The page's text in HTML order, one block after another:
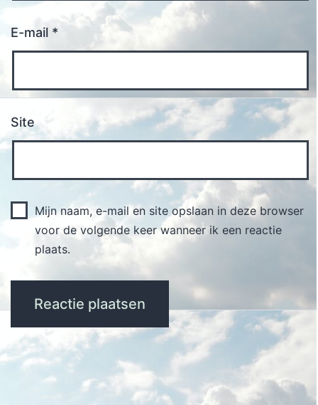
E-mail *
Site
Mijn naam, e-mail en site opslaan in deze browser
voor de volgende keer wanneer ik een reactie
plaats.